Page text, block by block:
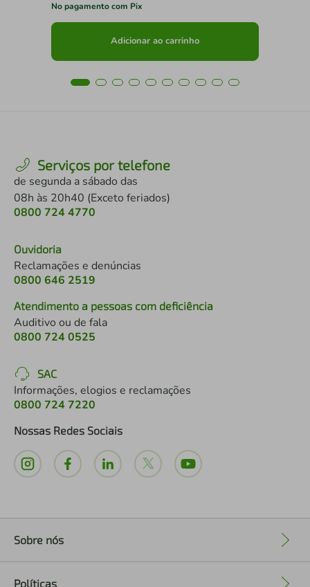
No pagamento com Pix
Adicionar ao carrinho
Serviços por telefone
de segunda a sábado das
08h às 20h40 (Exceto feriados)
0800 724 4770
Ouvidoria
Reclamações e denúncias
0800 646 2519
Atendimento a pessoas com deficiência
Auditivo ou de fala
0800 724 0525
SAC
Informações, elogios e reclamações
0800 724 7220
Nossas Redes Sociais
Sobre nós
Políticas